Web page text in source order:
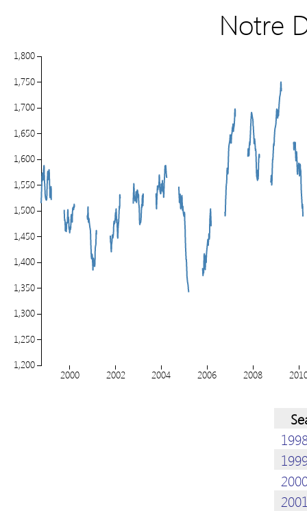
Notre
2000 2002 2004 2006 2008
1,200
1,250
1,300
1,350
1,400
1,450
1,500
1,550
1,600
1,650
1,700
1,750
1,800